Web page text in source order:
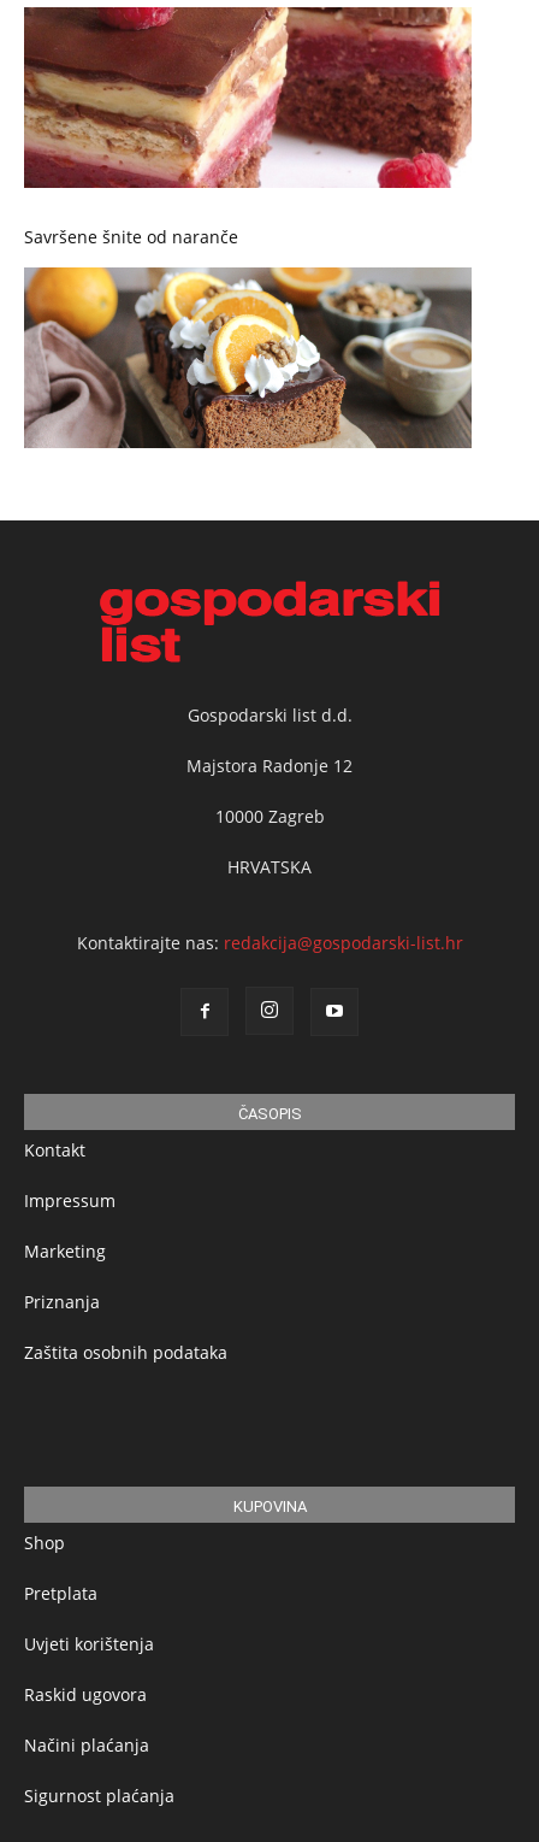
Savršene šnite od naranče
Gospodarski list d.d.
Majstora Radonje 12
10000 Zagreb
HRVATSKA
Kontaktirajte nas: redakcija@gospodarski-list.hr
ČASOPIS
Kontakt
Impressum
Marketing
Priznanja
Zaštita osobnih podataka
KUPOVINA
Shop
Pretplata
Uvjeti korištenja
Raskid ugovora
Načini plaćanja
Sigurnost plaćanja